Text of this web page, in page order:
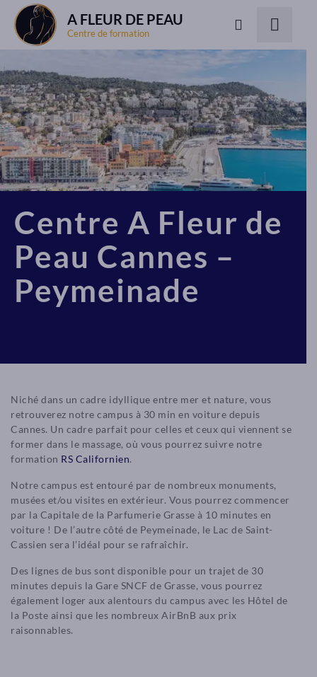
A FLEUR DE PEAU
Centre de formation
Centre A Fleur de
Peau Cannes –
Peymeinade
Niché dans un cadre idyllique entre mer et nature, vous
retrouverez notre campus à 30 min en voiture depuis
Cannes. Un cadre parfait pour celles et ceux qui viennent se
former dans le massage, où vous pourrez suivre notre
formation RS Californien.
Notre campus est entouré par de nombreux monuments,
musées et/ou visites en extérieur. Vous pourrez commencer
par la Capitale de la Parfumerie Grasse à 10 minutes en
voiture ! De l’autre côté de Peymeinade, le Lac de Saint-
Cassien sera l’idéal pour se rafraîchir.
Des lignes de bus sont disponible pour un trajet de 30
minutes depuis la Gare SNCF de Grasse, vous pourrez
également loger aux alentours du campus avec les Hôtel de
la Poste ainsi que les nombreux AirBnB aux prix
raisonnables.